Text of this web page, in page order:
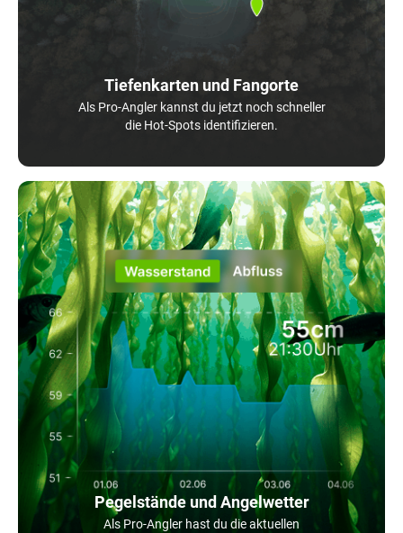
Tiefenkarten und Fangorte
Als Pro-Angler kannst du jetzt noch schneller
die Hot-Spots identifizieren.
Pegelstände und Angelwetter
Als Pro-Angler hast du die aktuellen